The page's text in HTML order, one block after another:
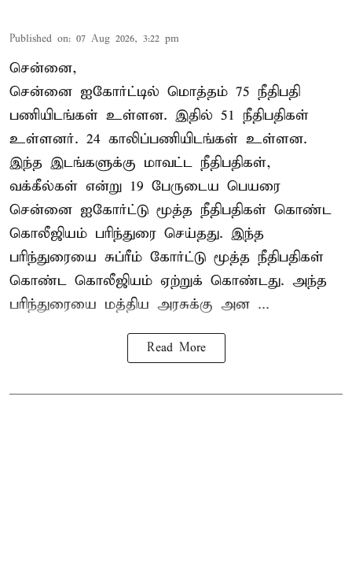
Published on: 07 Aug 2026, 3:22 pm
சென்னை,
சென்னை ஐகோர்ட்டில் மொத்தம் 75 நீதிபதி
பணியிடங்கள் உள்ளன. இதில் 51 நீதிபதிகள்
உள்ளனர். 24 காலிப்பணியிடங்கள் உள்ளன.
இந்த இடங்களுக்கு மாவட்ட நீதிபதிகள்,
வக்கீல்கள் என்று 19 பேருடைய பெயரை
சென்னை ஐகோர்ட்டு மூத்த நீதிபதிகள் கொண்ட
கொலீஜியம் பரிந்துரை செய்தது. இந்த
பரிந்துரையை சுப்ரீம் கோர்ட்டு மூத்த நீதிபதிகள்
கொண்ட கொலீஜியம் ஏற்றுக் கொண்டது. அந்த
பரிந்துரையை மத்திய அரசுக்கு அன ...
Read More